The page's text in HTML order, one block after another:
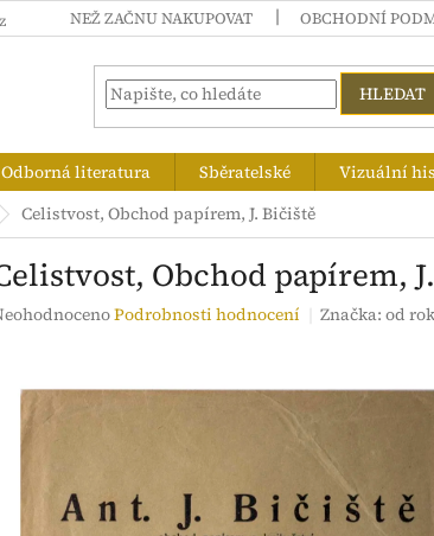
NEŽ ZAČNU NAKUPOVAT OBCHODNÍ
HLEDAT
Odborná literatura Sběratelské Vizuální
Celistvost, Obchod papírem, J. Bičiště
Obchod papírem,
Podrobnosti hodnocení Značka:od